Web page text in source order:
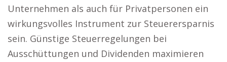
Unternehmen als auch für Privatpersonen ein
wirkungsvolles Instrument zur Steuerersparnis
sein. Günstige Steuerregelungen bei
Ausschüttungen und Dividenden maximieren